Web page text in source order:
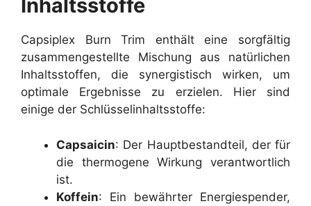
Inhaltsstoffe
Capsiplex Burn Trim enthält eine sorgfältig
zusammengestellte Mischung aus natürlichen
Inhaltsstoffen, die synergistisch wirken, um
optimale Ergebnisse zu erzielen. Hier sind
einige der Schlüsselinhaltsstoffe:
Capsaicin: Der Hauptbestandteil, der für
die thermogene Wirkung verantwortlich
ist.
Koffein: Ein bewährter Energiespender,